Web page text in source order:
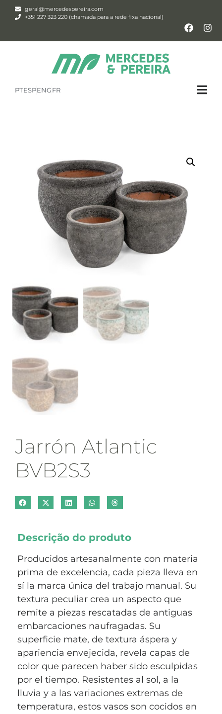
geral@mercedespereira.com
+351 227 323 220 (chamada para a rede fixa nacional)
PTESPENGFR
Jarrón Atlantic
BVB2S3
Descrição do produto
Producidos artesanalmente con materia
prima de excelencia, cada pieza lleva en
sí la marca única del trabajo manual. Su
textura peculiar crea un aspecto que
remite a piezas rescatadas de antiguas
embarcaciones naufragadas. Su
superficie mate, de textura áspera y
apariencia envejecida, revela capas de
color que parecen haber sido esculpidas
por el tiempo. Resistentes al sol, a la
lluvia y a las variaciones extremas de
temperatura, estos vasos son cocidos en